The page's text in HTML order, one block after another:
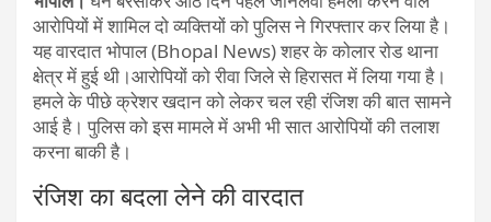
आरोपियों में शामिल दो व्यक्तियों को पुलिस ने गिरफ्तार कर लिया है।
यह वारदात भोपाल (Bhopal News) शहर के कोलार रोड थाना
क्षेत्र में हुई थी।आरोपियों को रीवा जिले से हिरासत में लिया गया है।
हमले के पीछे क्रेशर खदान को लेकर चल रही रंजिश की बात सामने
आई है। पुलिस को इस मामले में अभी भी सात आरोपियों की तलाश
करना बाकी है।
रंजिश का बदला लेने की वारदात